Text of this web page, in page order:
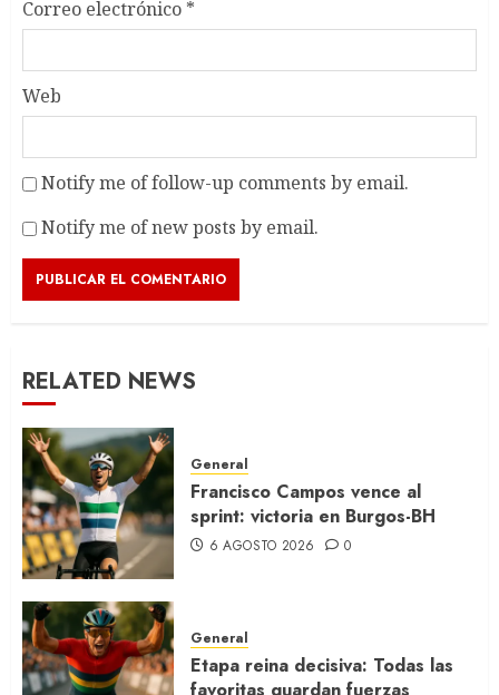
Correo electrónico *
Web
Notify me of follow-up comments by email.
Notify me of new posts by email.
RELATED NEWS
General
Francisco Campos vence al
sprint: victoria en Burgos-BH
6 AGOSTO 2026 0
General
Etapa reina decisiva: Todas las
favoritas guardan fuerzas